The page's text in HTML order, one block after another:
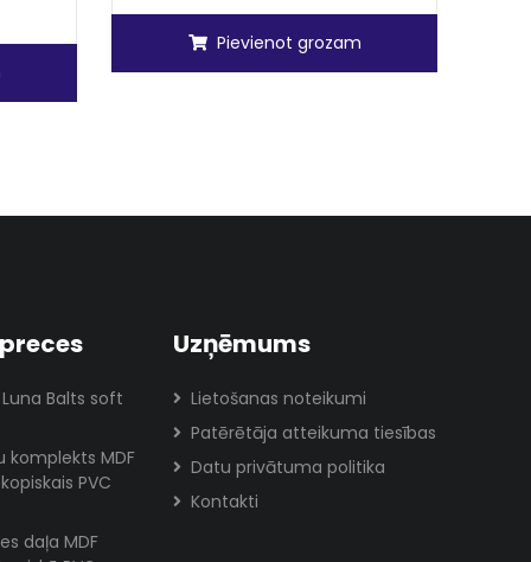
Pievienot grozam
Balts soft
komplekts MDF
PVC
daļa MDF
Uzņēmums
Lietošanas noteikumi
Patērētāja atteikuma tiesības
Datu privātuma politika
Kontakti